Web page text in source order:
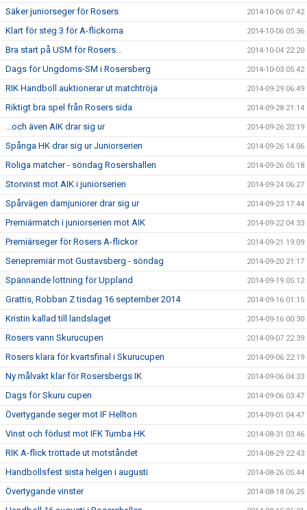
Säker juniorseger för Rosers 2014-10-06 07:42
Klart för steg 3 för A-flickorna 2014-10-06 05:36
Bra start på USM för Rosers... 2014-10-04 22:20
Dags för Ungdoms-SM i Rosersberg 2014-10-03 05:42
RIK Handboll auktionerar ut matchtröja 2014-09-29 06:49
Riktigt bra spel från Rosers sida 2014-09-28 21:14
...och även AIK drar sig ur 2014-09-26 20:19
Spånga HK drar sig ur Juniorserien 2014-09-26 14:06
Roliga matcher - söndag Rosershallen 2014-09-26 05:18
Storvinst mot AIK i juniorserien 2014-09-24 06:27
Spårvägen damjuniorer drar sig ur 2014-09-23 17:44
Premiärmatch i juniorserien mot AIK 2014-09-22 04:33
Premiärseger för Rosers A-flickor 2014-09-21 19:09
Seriepremiär mot Gustavsberg - söndag 2014-09-20 21:17
Spännande lottning för Uppland 2014-09-19 05:12
Grattis, Robban Z tisdag 16 september 2014 2014-09-16 01:15
Kristin kallad till landslaget 2014-09-16 00:30
Rosers vann Skurucupen 2014-09-07 22:39
Rosers klara för kvartsfinal i Skurucupen 2014-09-06 22:19
Ny målvakt klar för Rosersbergs IK 2014-09-06 04:33
Dags för Skuru cupen 2014-09-06 03:47
Övertygande seger mot IF Hellton 2014-09-01 04:47
Vinst och förlust mot IFK Tumba HK 2014-08-31 03:46
RIK A-flick tröttade ut motståndet 2014-08-29 22:43
Handbollsfest sista helgen i augusti 2014-08-26 05:44
Övertygande vinster 2014-08-18 06:25